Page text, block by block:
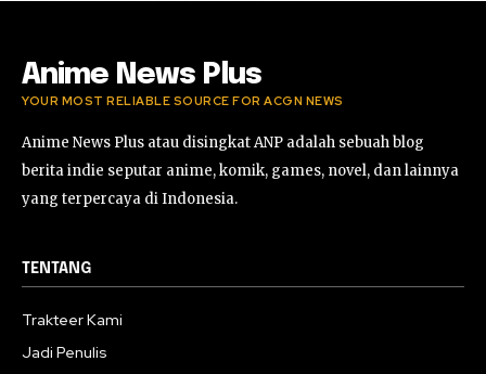
Anime News Plus
YOUR MOST RELIABLE SOURCE FOR ACGN NEWS
Anime News Plus atau disingkat ANP adalah sebuah blog
berita indie seputar anime, komik, games, novel, dan lainnya
yang terpercaya di Indonesia.
TENTANG
Trakteer Kami
Jadi Penulis